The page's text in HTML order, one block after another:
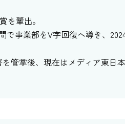
を輩出。
で事業部をV字回復へ導き、
管掌後、現在はメディア東日